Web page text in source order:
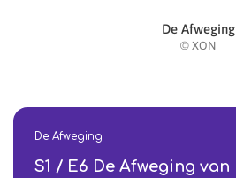
De Afweging
© XON